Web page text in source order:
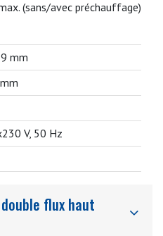
(sans/avec préchauffage)
mm
V, 50 Hz
flux haut